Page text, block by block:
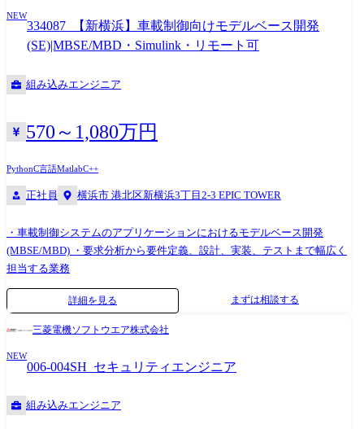
NEW
334087_【新横浜】車載制御向けモデルベース開発
(SE)|MBSE/MBD・Simulink・リモート可
組み込みエンジニア
570～1,080万円
PythonC言語MatlabC++
正社員 横浜市 港北区新横浜3丁目2-3 EPIC TOWER
・車載制御システムのアプリケーションにおけるモデルベース開発
(MBSE/MBD) ・要求分析から要件定義、設計、実装、テストまで幅広く
担当する業務
詳細を見る まずは相談する
三菱電機ソフトウエア株式会社
NEW
006-004SH_セキュリティエンジニア
組み込みエンジニア